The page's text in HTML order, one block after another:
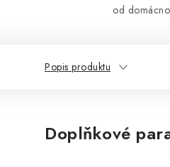
od
Popis produktu
Doplňkové